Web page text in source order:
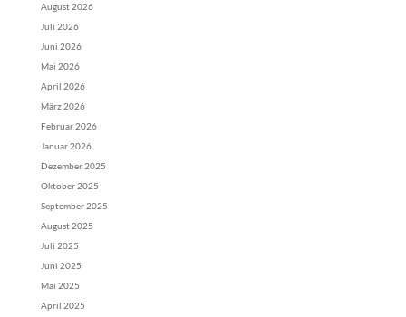
August 2026
Juli 2026
Juni 2026
Mai 2026
April 2026
März 2026
Februar 2026
Januar 2026
Dezember 2025
Oktober 2025
September 2025
August 2025
Juli 2025
Juni 2025
Mai 2025
April 2025